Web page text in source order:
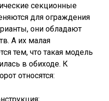
секционные
для ограждения
они обладают
А их малая
тем, что такая модель
в обиходе. К
относятся: